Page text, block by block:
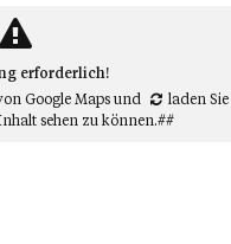
erforderlich!
Google Mapsund
laden
sehen zu können.##